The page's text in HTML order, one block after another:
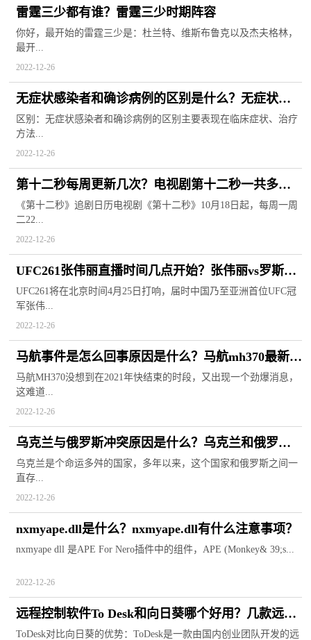
雷霆三少都有谁？雷霆三少时期阵容
你好，最开始的雷霆三少是：杜兰特、维斯布鲁克以及杰夫格林，
最开...
2022-12-26
无症状感染者和确诊病例的区别是什么？无症状感
染者是什么意思？无症状感染者需要治疗吗？
区别：无症状感染者和确诊病例的区别主要表现在临床症状、治疗
方法...
2022-12-26
第十二秒每周更新几次？电视剧第十二秒一共多少
集大结局？
《第十二秒》追剧日历电视剧《第十二秒》10月18日起，每周一周
二22...
2022-12-26
UFC261张伟丽直播时间几点开始？张伟丽vs罗斯4
月25号比赛在哪里直播？
UFC261将在北京时间4月25日打响，届时中国乃至亚洲首位UFC冠
军张伟...
2022-12-26
马航事件是怎么回事原因是什么？马航mh370最新消
息
马航MH370没想到在2021年快结束的时段，又出现一个劲爆消息，
这难道...
2022-12-26
乌克兰与俄罗斯冲突原因是什么？乌克兰和俄罗斯
关系为什么打起来？
乌克兰是个命运多舛的国家，多年以来，这个国家和俄罗斯之间一
直存...
2022-12-26
nxmyape.dll是什么？nxmyape.dll有什么注意事项？
nxmyape dll 是APE For Nero插件中的组件，APE (Monkey& 39;s...
2022-12-26
远程控制软件To Desk和向日葵哪个好用？几款远程
控制软件推荐
ToDesk对比向日葵的优势：ToDesk是一款由国内创业团队开发的远